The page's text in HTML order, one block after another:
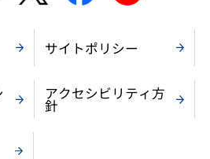
サイトポリシー
アクセシビリティ方
針